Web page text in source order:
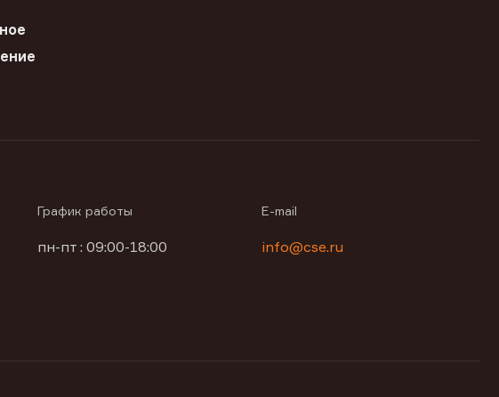
График работы
пн-пт : 09:00-18:00
E-mail
info@cse.ru